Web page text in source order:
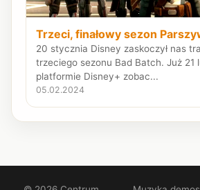
Trzeci, finałowy sezon
20 stycznia Disney zaskoczył nas
trzeciego sezonu Bad Batch. Już 21
platformie Disney+ zobac...
05.02.2024